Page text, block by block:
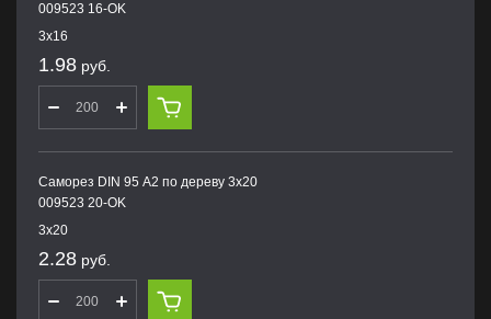
009523 16-OK
3х16
1.98 руб.
Саморез DIN 95 А2 по дереву 3х20
009523 20-OK
3х20
2.28 руб.